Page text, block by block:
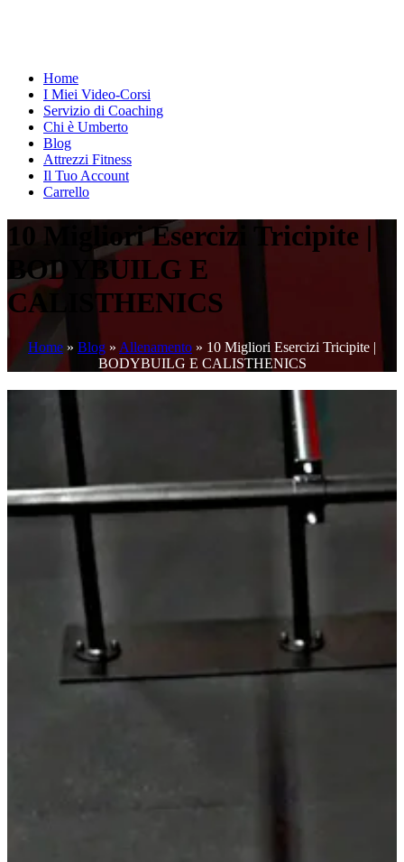
Home
I Miei Video-Corsi
Servizio di Coaching
Chi è Umberto
Blog
Attrezzi Fitness
Il Tuo Account
Carrello
10 Migliori Esercizi Tricipite |
BODYBUILG E
CALISTHENICS
Home » Blog » Allenamento » 10 Migliori Esercizi Tricipite |
BODYBUILG E CALISTHENICS